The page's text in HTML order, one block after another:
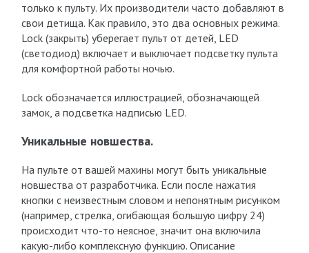
только к пульту. Их производители часто добавляют в
свои детища. Как правило, это два основных режима.
Lock (закрыть) уберегает пульт от детей, LED
(светодиод) включает и выключает подсветку пульта
для комфортной работы ночью.
Lock обозначается иллюстрацией, обозначающей
замок, а подсветка надписью LED.
Уникальные новшества.
На пульте от вашей махины могут быть уникальные
новшества от разработчика. Если после нажатия
кнопки с неизвестным словом и непонятным рисунком
(например, стрелка, огибающая большую цифру 24)
происходит что-то неясное, значит она включила
какую-либо комплексную функцию. Описание